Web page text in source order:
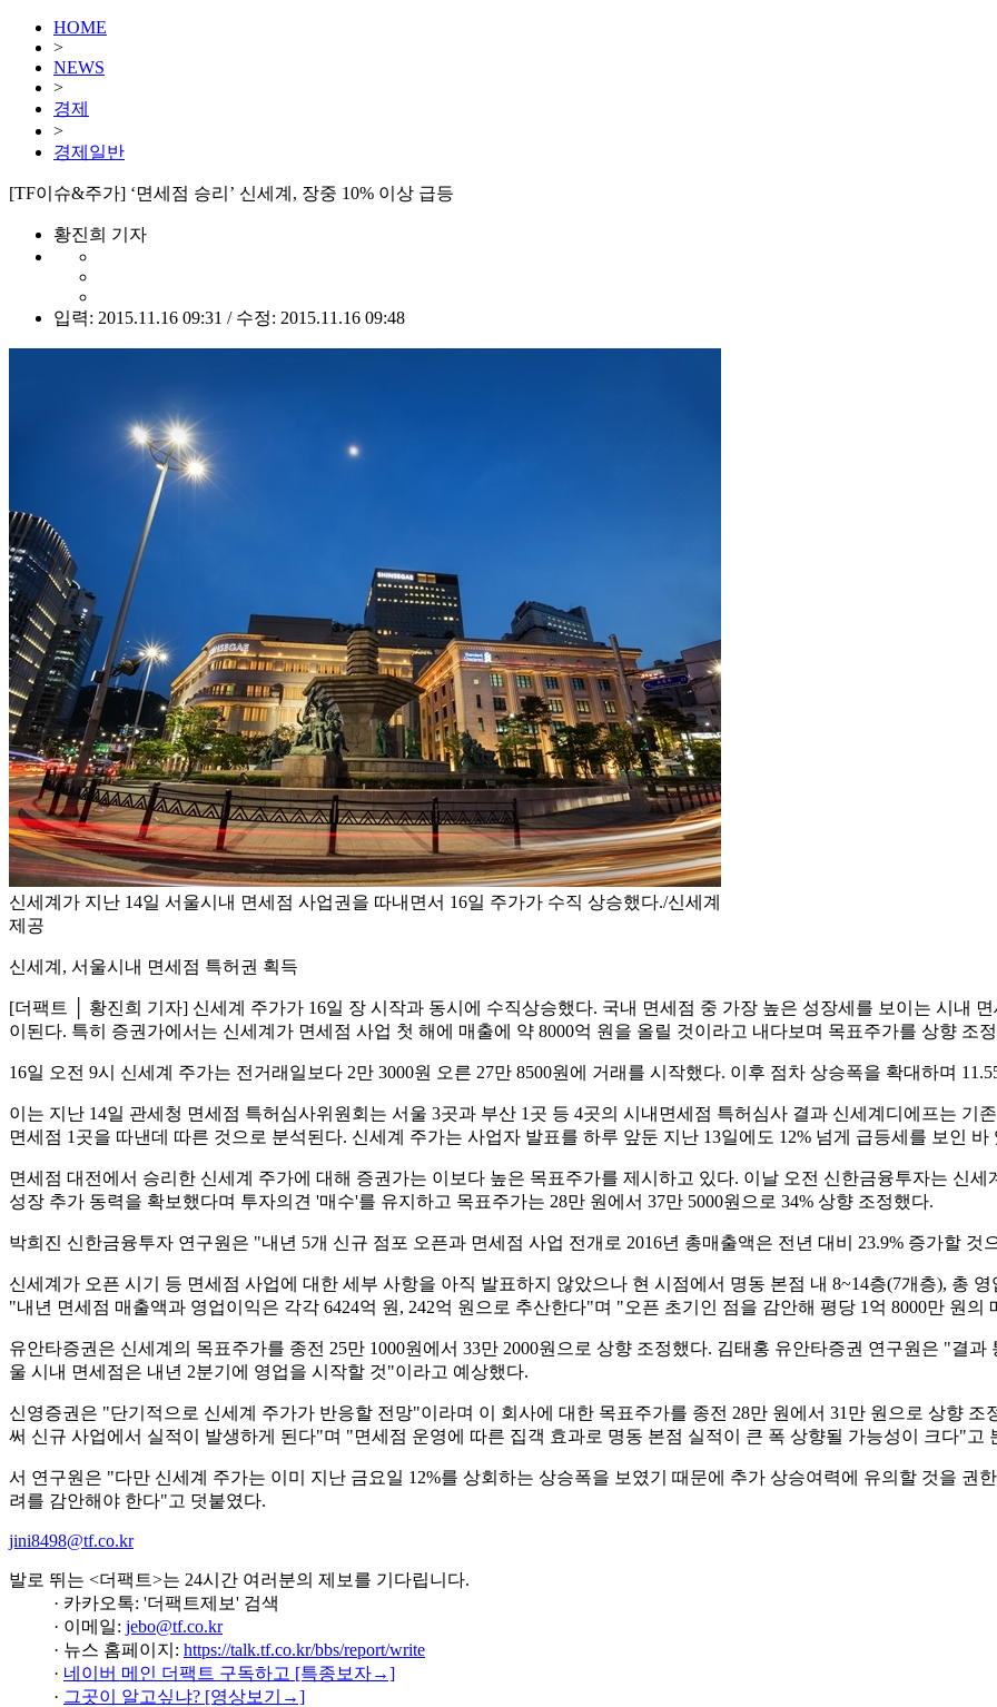
HOME
>
NEWS
>
경제
>
경제일반
[TF이슈&주가] ‘면세점 승리’ 신세계, 장중 10% 이상 급등
황진희 기자
입력: 2015.11.16 09:31 / 수정: 2015.11.16 09:48
신세계가 지난 14일 서울시내 면세점 사업권을 따내면서 16일 주가가 수직 상승했다./신세계
제공
신세계, 서울시내 면세점 특허권 획득
[더팩트 │ 황진희 기자] 신세계 주가가 16일 장 시작과 동시에 수직상승했다. 국내 면세점 중 가장 높은 성장세를 보이는 시내
이된다. 특히 증권가에서는 신세계가 면세점 사업 첫 해에 매출에 약 8000억 원을 올릴 것이라고 내다보며 목표주가를 상향 조
16일 오전 9시 신세계 주가는 전거래일보다 2만 3000원 오른 27만 8500원에 거래를 시작했다. 이후 점차 상승폭을 확대하며
이는 지난 14일 관세청 면세점 특허심사위원회는 서울 3곳과 부산 1곳 등 4곳의 시내면세점 특허심사 결과 신세계디에프는 기
면세점 1곳을 따낸데 따른 것으로 분석된다. 신세계 주가는 사업자 발표를 하루 앞둔 지난 13일에도 12% 넘게 급등세를 보인 바
면세점 대전에서 승리한 신세계 주가에 대해 증권가는 이보다 높은 목표주가를 제시하고 있다. 이날 오전 신한금융투자는 신
성장 추가 동력을 확보했다며 투자의견 '매수'를 유지하고 목표주가는 28만 원에서 37만 5000원으로 34% 상향 조정했다.
박희진 신한금융투자 연구원은 "내년 5개 신규 점포 오픈과 면세점 사업 전개로 2016년 총매출액은 전년 대비 23.9% 증가할 것
신세계가 오픈 시기 등 면세점 사업에 대한 세부 사항을 아직 발표하지 않았으나 현 시점에서 명동 본점 내 8~14층(7개층), 총
"내년 면세점 매출액과 영업이익은 각각 6424억 원, 242억 원으로 추산한다"며 "오픈 초기인 점을 감안해 평당 1억 8000만 원
유안타증권은 신세계의 목표주가를 종전 25만 1000원에서 33만 2000원으로 상향 조정했다. 김태홍 유안타증권 연구원은 "결
울 시내 면세점은 내년 2분기에 영업을 시작할 것"이라고 예상했다.
신영증권은 "단기적으로 신세계 주가가 반응할 전망"이라며 이 회사에 대한 목표주가를 종전 28만 원에서 31만 원으로 상향
써 신규 사업에서 실적이 발생하게 된다"며 "면세점 운영에 따른 집객 효과로 명동 본점 실적이 큰 폭 상향될 가능성이 크다"고
서 연구원은 "다만 신세계 주가는 이미 지난 금요일 12%를 상회하는 상승폭을 보였기 때문에 추가 상승여력에 유의할 것을
려를 감안해야 한다"고 덧붙였다.
jini8498@tf.co.kr
발로 뛰는 <더팩트>는 24시간 여러분의 제보를 기다립니다.
· 카카오톡: '더팩트제보' 검색
· 이메일: jebo@tf.co.kr
· 뉴스 홈페이지: https://talk.tf.co.kr/bbs/report/write
· 네이버 메인 더팩트 구독하고 [특종보자→]
· 그곳이 알고싶냐? [영상보기→]